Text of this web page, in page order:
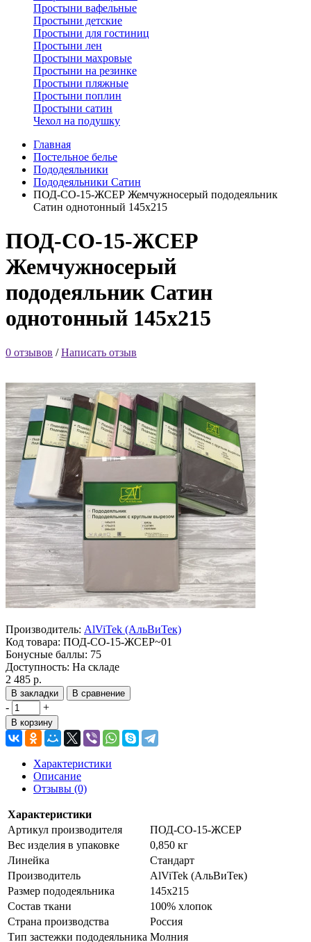
Простыни вафельные
Простыни детские
Простыни для гостиниц
Простыни лен
Простыни махровые
Простыни на резинке
Простыни пляжные
Простыни поплин
Простыни сатин
Чехол на подушку
Главная
Постельное белье
Пододеяльники
Пододеяльники Сатин
ПОД-СО-15-ЖСЕР Жемчужносерый пододеяльник
Сатин однотонный 145х215
ПОД-СО-15-ЖСЕР
Жемчужносерый
пододеяльник Сатин
однотонный 145х215
0 отзывов /Написать отзыв
Производитель: AlViTek (АльВиТек)
Код товара: ПОД-СО-15-ЖСЕР~01
Бонусные баллы: 75
Доступность: На складе
2 485 р.
В закладки В сравнение
- +
В корзину
Характеристики
Описание
Отзывы (0)
Характеристики
Артикул производителя
ПОД-СО-15-ЖСЕР
Вес изделия в упаковке
0,850 кг
Линейка
Стандарт
Производитель
AlViTek (АльВиТек)
Размер пододеяльника
145х215
Состав ткани
100% хлопок
Страна производства
Россия
Тип застежки пододеяльника Молния